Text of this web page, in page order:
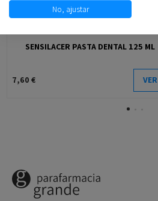
SENSILACER PASTA DENTAL 125 ML
7,60 € VER
No, ajustar